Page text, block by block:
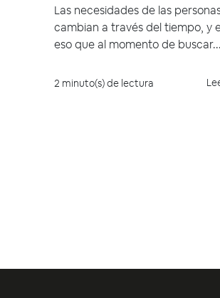
Las necesidades de las
cambian a través del tiempo, y
eso que al momento de buscar...
2 minuto(s) de lectura